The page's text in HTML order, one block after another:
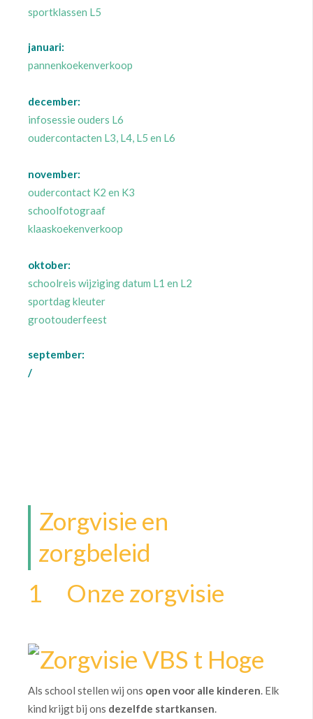
sportklassen L5
januari:
pannenkoekenverkoop
december:
infosessie ouders L6
oudercontacten L3, L4, L5 en L6
november:
oudercontact K2 en K3
schoolfotograaf
klaaskoekenverkoop
oktober:
schoolreis wijziging datum L1 en L2
sportdag kleuter
grootouderfeest
september:
/
Zorgvisie en
zorgbeleid
1 Onze zorgvisie
Als school stellen wij ons open voor alle kinderen. Elk
kind krijgt bij ons dezelfde startkansen.